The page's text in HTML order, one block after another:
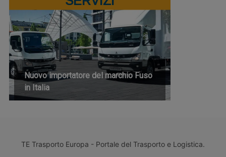
Nuovo importatore del marchio Fuso
in Italia
TE Trasporto Europa - Portale del Trasporto e Logistica.